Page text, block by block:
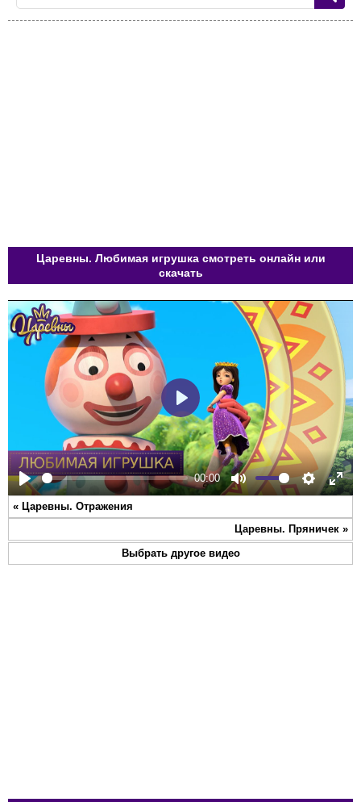
Царевны. Любимая игрушка смотреть онлайн или
скачать
Play
00:00
Mute Settings
Play
« Царевны. Отражения
Царевны. Пряничек »
Выбрать другое видео